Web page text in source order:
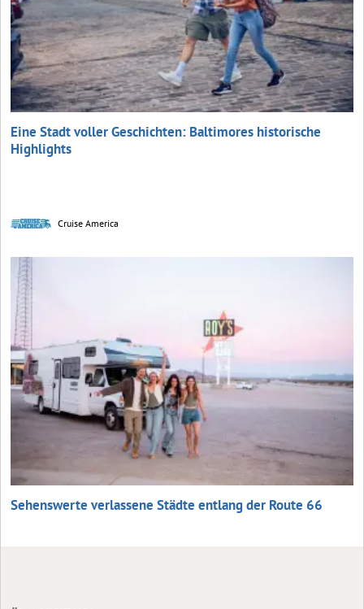
Eine Stadt voller Geschichten: Baltimores historische
Highlights
Cruise America
Sehenswerte verlassene Städte entlang der Route 66